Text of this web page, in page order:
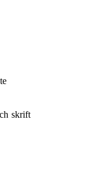
skrift